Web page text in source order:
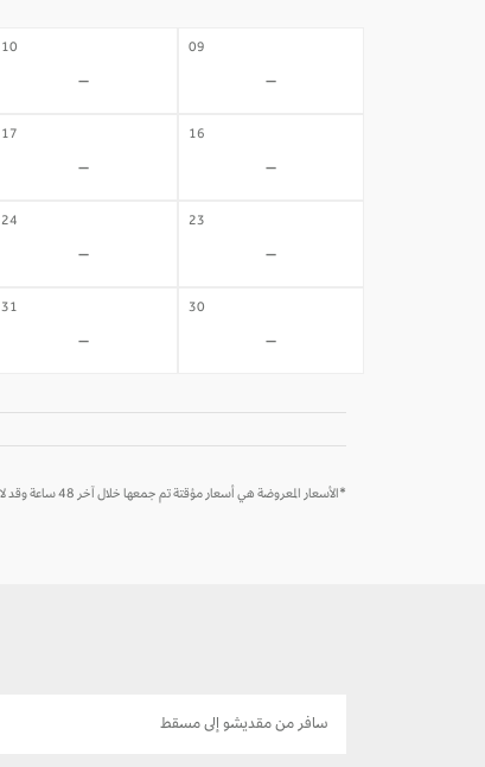
09
-
10
-
16
-
17
-
23
-
24
-
30
-
31
-
*الأسعار المعروضة هي أسعار مؤقتة تم جمعها خلال آخر 48 ساعة وقد لا تكون متاحة وقت الحجز
سافر من مقديشو إلى مسقط